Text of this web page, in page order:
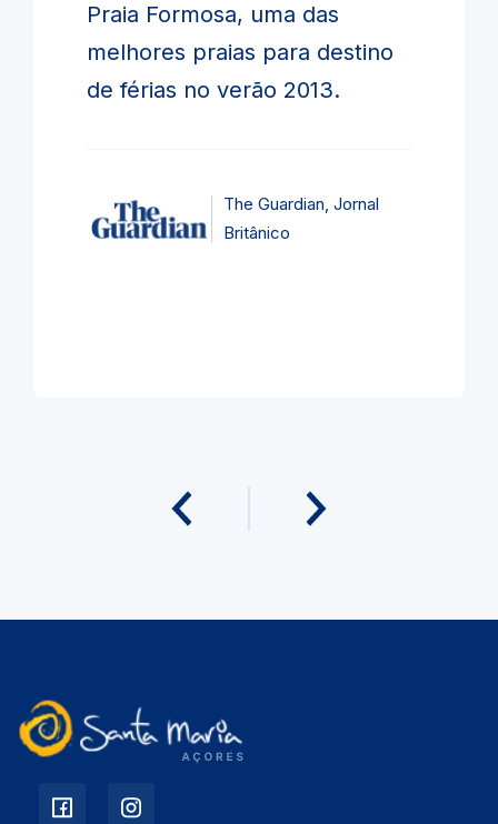
Praia Formosa, uma das
melhores praias para destino
de férias no verão 2013.
The Guardian, Jornal
Britânico